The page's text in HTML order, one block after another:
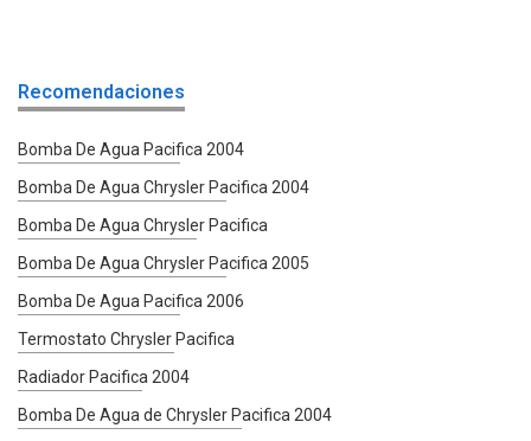
Recomendaciones
Bomba De Agua Pacifica 2004
Bomba De Agua Chrysler Pacifica 2004
Bomba De Agua Chrysler Pacifica
Bomba De Agua Chrysler Pacifica 2005
Bomba De Agua Pacifica 2006
Termostato Chrysler Pacifica
Radiador Pacifica 2004
Bomba De Agua de Chrysler Pacifica 2004